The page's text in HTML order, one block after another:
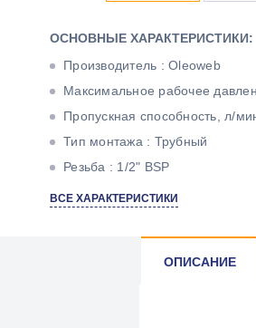
ОСНОВНЫЕ ХАРАКТЕРИСТИКИ:
Производитель : Oleoweb
Максимальное рабочее
Пропускная способность, л/
Тип монтажа : Трубный
Резьба : 1/2" BSP
Пропускная способность, л/
ВСЕ ХАРАКТЕРИСТИКИ
ОПИСАНИЕ